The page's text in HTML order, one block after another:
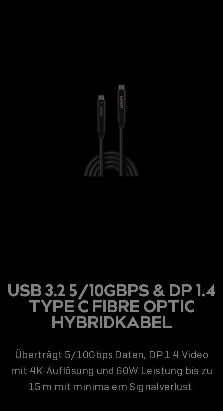
USB 3.2 5/10GBPS & DP 1.4
TYPE C FIBRE OPTIC
HYBRIDKABEL
Überträgt 5/10Gbps Daten, DP 1.4 Video
mit 4K-Auflösung und 60W Leistung bis zu
15 m mit minimalem Signalverlust.